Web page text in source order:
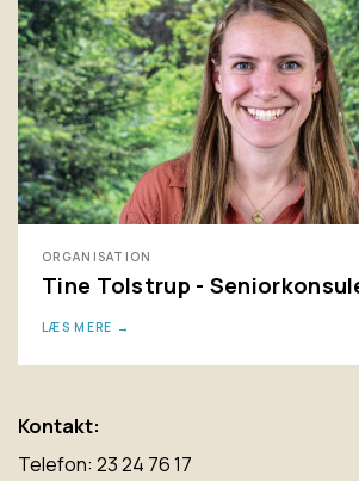
ORGANISATION
Tine Tolstrup -
LÆS MERE
Kontakt:
Telefon: 23 24 76 17